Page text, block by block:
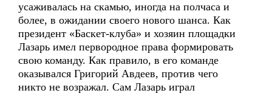
усаживалась на скамью, иногда на полчаса и
более, в ожидании своего нового шанса. Как
президент «Баскет-клуба» и хозяин площадки
Лазарь имел первородное права формировать
свою команду. Как правило, в его команде
оказывался Григорий Авдеев, против чего
никто не возражал. Сам Лазарь играл